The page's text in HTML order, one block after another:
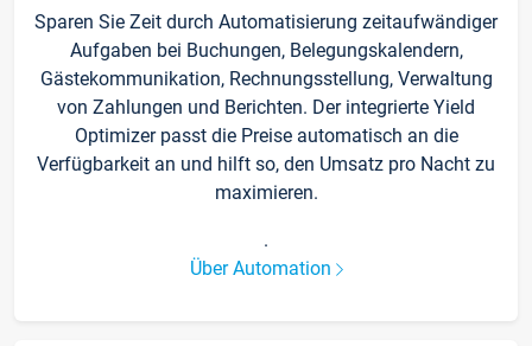
Sparen Sie Zeit durch Automatisierung zeitaufwändiger
Aufgaben bei Buchungen, Belegungskalendern,
Gästekommunikation, Rechnungsstellung, Verwaltung
von Zahlungen und Berichten. Der integrierte Yield
Optimizer passt die Preise automatisch an die
Verfügbarkeit an und hilft so, den Umsatz pro Nacht zu
maximieren.
.
Über Automation